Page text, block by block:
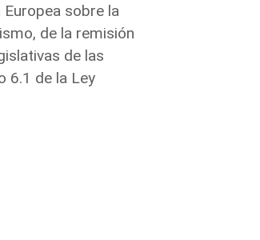
sobre la
de la remisión
de las
6.1 de la Ley